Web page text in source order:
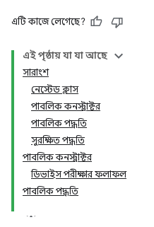
এটি কাজে লেগেছে?
এই পৃষ্ঠায় যা যা আছে
সারাংশ
নেস্টেড ক্লাস
পাবলিক কনস্ট্রাক্টর
পাবলিক পদ্ধতি
সুরক্ষিত পদ্ধতি
পাবলিক কনস্ট্রাক্টর
ডিভাইস পরীক্ষার ফলাফল
পাবলিক পদ্ধতি